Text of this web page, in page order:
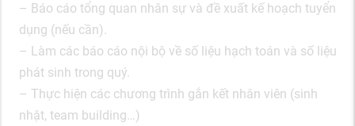
– Báo cáo tổng quan nhân sự và đề xuất kế hoạch tuyển
dụng (nếu cần).
– Làm các báo cáo nội bộ về số liệu hạch toán và số liệu
phát sinh trong quý.
– Thực hiện các chương trình gắn kết nhân viên (sinh
nhật, team building…)